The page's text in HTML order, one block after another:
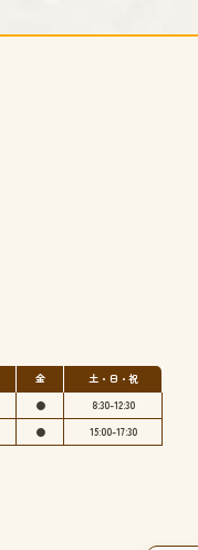
金
土・日・祝
●
8:30-12:30
● 15:00-17:30